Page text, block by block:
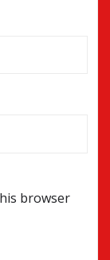
browser